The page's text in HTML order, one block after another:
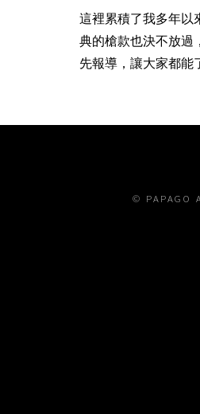
這裡累積了我多年以
典的槍款也決不放過
先報導，讓大家都能
©